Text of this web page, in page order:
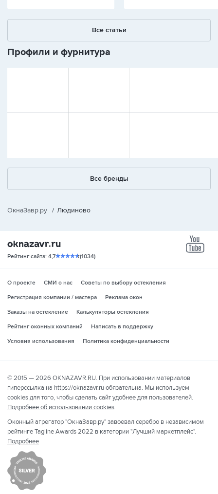
Все статьи
Профили и фурнитура
Все бренды
ОкнаЗавр.ру / Людиново
Рейтинг сайта: 4,7 (1034)
О проекте СМИ о нас
Советы по выбору остекления
Регистрация компании / мастера
Реклама окон
Заказы на остекление
Калькуляторы остекления
Рейтинг оконных компаний
Написать в поддержку
Условия использования
Политика конфиденциальности
© 2015 — 2026 OKNAZAVR.RU. При использовании материалов
гиперссылка на https://oknazavr.ru обязательна. Мы используем
cookies для того, чтобы сделать сайт удобнее для пользователей.
Подробнее об использовании cookies
Оконный агрегатор "ОкнаЗавр.ру" завоевал серебро в независимом
рейтинге Tagline Awards 2022 в категории "Лучший маркетплейс".
Подробнее